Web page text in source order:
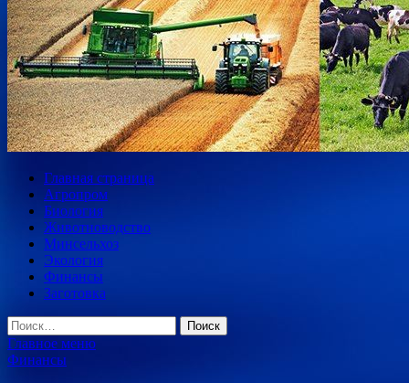
Главная страница
Агропром
Биология
Животноводство
Минсельхоз
Экология
Финансы
Заготовка
Найти:
Главное меню
Финансы